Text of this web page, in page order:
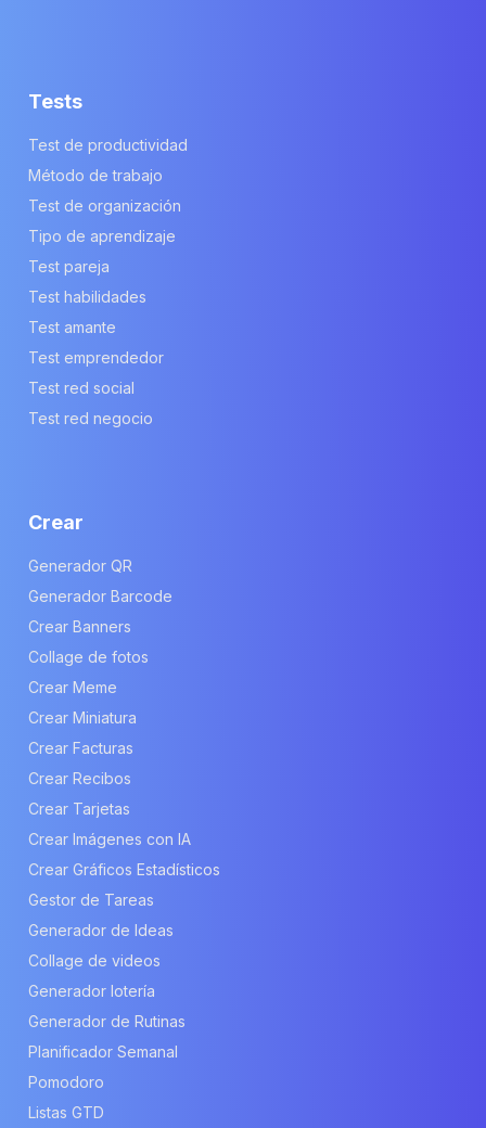
Tests
Test de productividad
Método de trabajo
Test de organización
Tipo de aprendizaje
Test pareja
Test habilidades
Test amante
Test emprendedor
Test red social
Test red negocio
Crear
Generador QR
Generador Barcode
Crear Banners
Collage de fotos
Crear Meme
Crear Miniatura
Crear Facturas
Crear Recibos
Crear Tarjetas
Crear Imágenes con IA
Crear Gráficos Estadísticos
Gestor de Tareas
Generador de Ideas
Collage de videos
Generador lotería
Generador de Rutinas
Planificador Semanal
Pomodoro
Listas GTD